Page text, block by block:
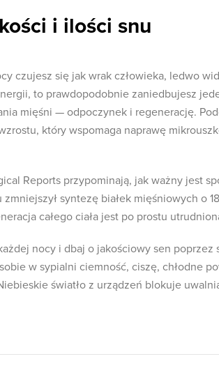
i ilości snu
czujesz się jak wrak człowieka, ledwo
to prawdopodobnie zaniedbujesz
mięśni — odpoczynek i regenerację.
który wspomaga naprawę
Reports przypominają, jak ważny jest
zmniejszył syntezę białek mięśniowych o
całego ciała jest po prostu
nocy i dbaj o jakościowy sen poprzez
w sypialni ciemność, ciszę, chłodne
światło z urządzeń blokuje